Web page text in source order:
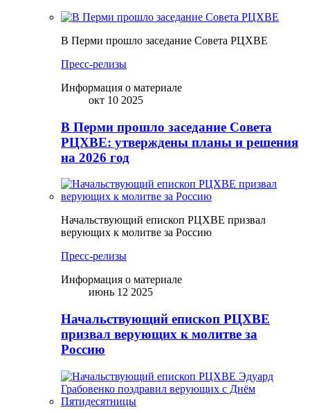
В Перми прошло заседание Совета РЦХВЕ
Пресс-релизы
Информация о материале
окт 10 2025
В Перми прошло заседание Совета
РЦХВЕ: утверждены планы и решения
на 2026 год
Начальствующий епископ РЦХВЕ призвал
верующих к молитве за Россию
Пресс-релизы
Информация о материале
июнь 12 2025
Начальствующий епископ РЦХВЕ
призвал верующих к молитве за
Россию